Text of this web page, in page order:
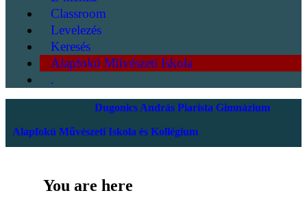
Classroom
Levelezés
Keresés
Alapfokú Művészeti Iskola
.
Dugonics András Piarista Gimnázium
Alapfokú Művészeti Iskola és Kollégium
You are here